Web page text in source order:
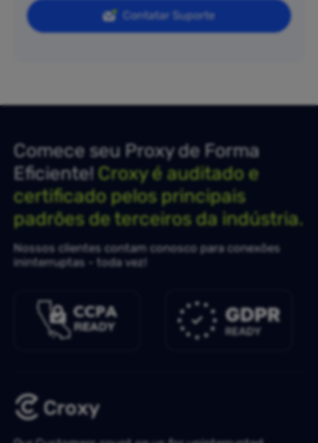
Contatar Suporte
Comece seu Proxy de Forma
Eficiente!Croxy é auditado e
certificado pelos principais
padrões de terceiros da indústria.
Nossos clientes contam conosco para conexões
ininterruptas - toda vez!